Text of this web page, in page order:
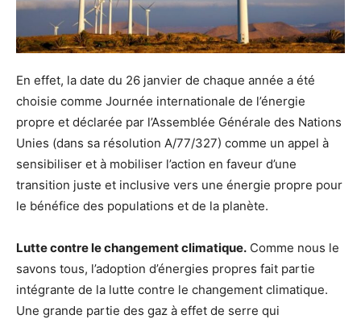
En effet, la date du 26 janvier de chaque année a été
choisie comme Journée internationale de l’énergie
propre et déclarée par l’Assemblée Générale des Nations
Unies (dans sa résolution A/77/327) comme un appel à
sensibiliser et à mobiliser l’action en faveur d’une
transition juste et inclusive vers une énergie propre pour
le bénéfice des populations et de la planète.
Lutte contre le changement climatique. Comme nous le
savons tous, l’adoption d’énergies propres fait partie
intégrante de la lutte contre le changement climatique.
Une grande partie des gaz à effet de serre qui